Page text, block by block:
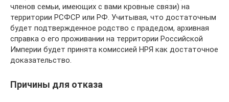
членов семьи, имеющих с вами кровные связи) на
территории РСФСР или РФ. Учитывая, что достаточным
будет подтвержденное родство с прадедом, архивная
справка о его проживании на территории Российской
Империи будет принята комиссией НРЯ как достаточное
доказательство.
Причины для отказа